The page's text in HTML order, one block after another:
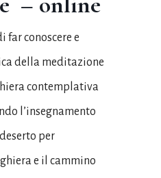
far conoscere e
della meditazione
contemplativa
l’insegnamento
per
e il cammino